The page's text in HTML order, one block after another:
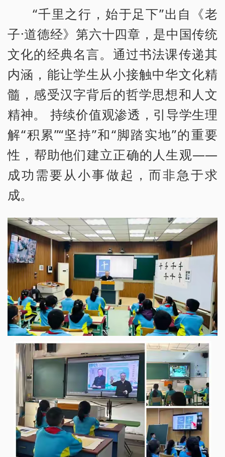
“千里之行，始于足下”出自《老
子·道德经》第六十四章，是中国传统
文化的经典名言。通过书法课传递其
内涵，能让学生从小接触中华文化精
髓，感受汉字背后的哲学思想和人文
精神。 持续价值观渗透，引导学生理
解“积累”“坚持”和“脚踏实地”的重要
性，帮助他们建立正确的人生观——
成功需要从小事做起，而非急于求
成。